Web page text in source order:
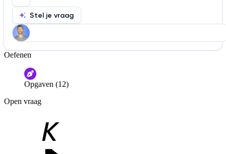
Stel je vraag
Help ons de video te verbeteren
De audio is slecht
Informatie is onjuist
De docent is te langdradig
De uitleg gaat te langzaam
Afspelen werkte niet
Oefenen
Opgaven (12)
Open vraag